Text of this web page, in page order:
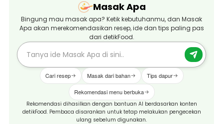
Masak Apa
Bingung mau masak apa? Ketik kebutuhanmu, dan Masak
Apa akan merekomendasikan resep, ide dan tips paling pas
dari detikFood.
Cari resep Masak dari bahan Tips dapur
Rekomendasi menu berbuka
Rekomendasi dihasilkan dengan bantuan AI berdasarkan konten
detikFood. Pembaca disarankan untuk tetap melakukan pengecekan
ulang sebelum digunakan.